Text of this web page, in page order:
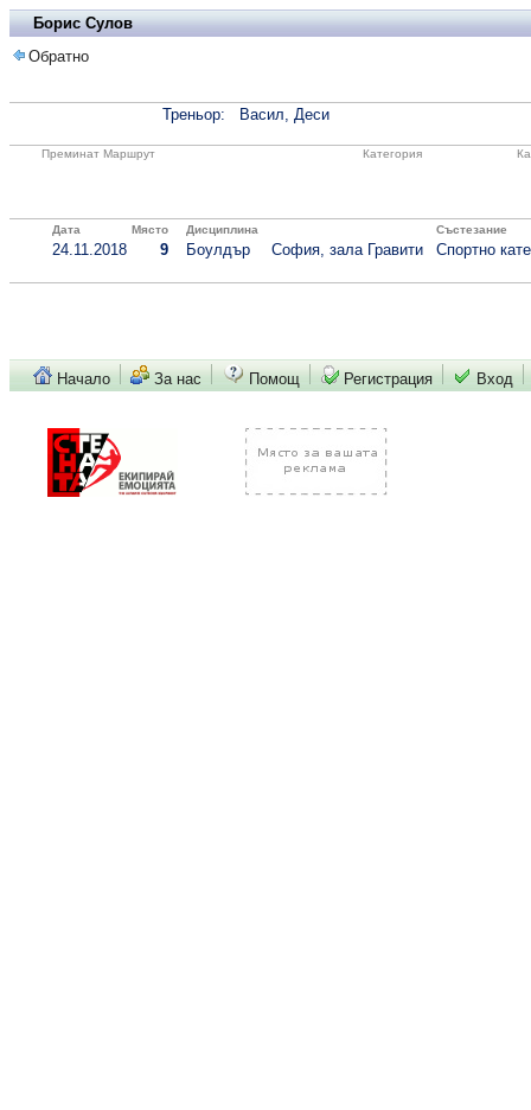
Борис Сулов
Обратно
Треньор: Васил, Деси
Преминат Маршрут Категория
Дата Място Дисциплина Състезание
24.11.2018 9 Боулдър София, зала Гравити Спортно
Начало За нас Помощ Регистрация Вход